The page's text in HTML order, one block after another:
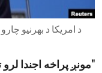
د امریکا د بهرنیو
"مونږ پراخه اجندا